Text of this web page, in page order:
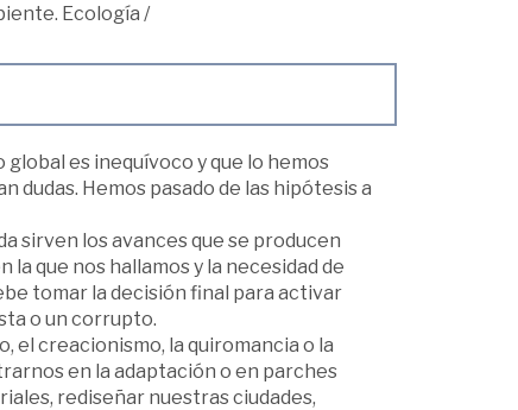
Ecología /
es inequívoco y que lo hemos
dudas. Hemos pasado de las hipótesis a
sirven los avances que se producen
que nos hallamos y la necesidad de
tomar la decisión final para activar
o un corrupto.
el creacionismo, la quiromancia o la
en la adaptación o en parches
rediseñar nuestras ciudades,